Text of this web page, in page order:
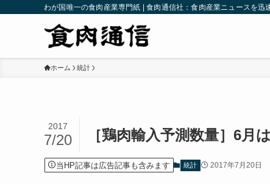
わが国唯一の食肉産業専門紙 | 食肉通信社：食肉産業ニュースを迅
ホーム 統計
［鶏肉輸入予測数量］6月
2017
7/20
当HP記事は広告記事も含みます 統計 2017年7月20日